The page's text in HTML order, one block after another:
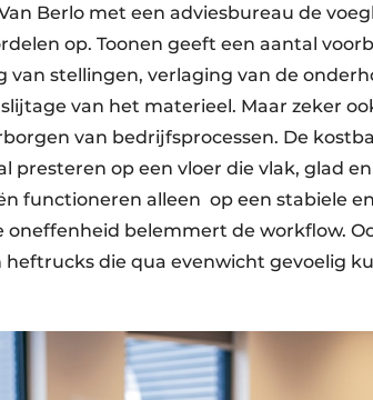
Berlo met een adviesbureau de
op. Toonen geeft een aantal
van stellingen, verlaging van de
van het materieel. Maar zeker
van bedrijfsprocessen. De
presteren op een vloer die vlak, glad
functioneren alleen op een stabiele
oneffenheid belemmert de workflow.
heftrucks die qua evenwicht gevoelig